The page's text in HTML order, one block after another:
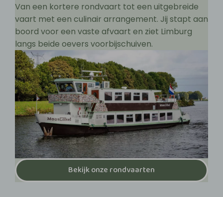
Van een kortere rondvaart tot een uitgebreide
vaart met een culinair arrangement. Jij stapt aan
boord voor een vaste afvaart en ziet Limburg
langs beide oevers voorbijschuiven.
Bekijk onze rondvaarten